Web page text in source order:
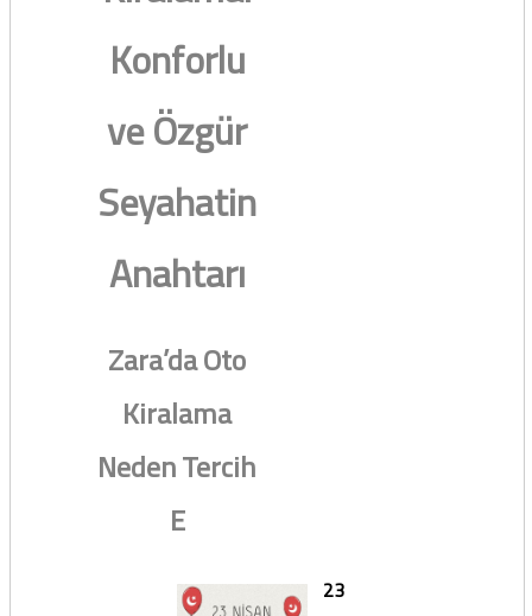
Konforlu
ve Özgür
Seyahatin
Anahtarı
Zara’da Oto
Kiralama
Neden Tercih
E
23